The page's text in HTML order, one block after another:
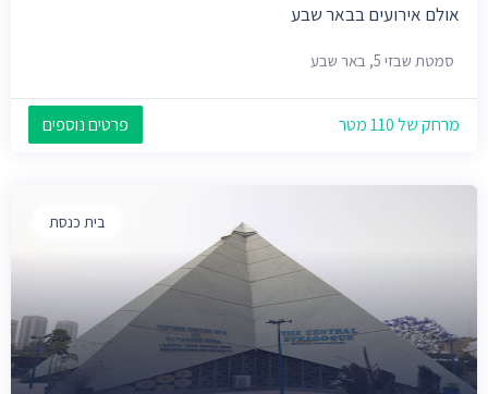
אולם אירועים בבאר שבע
סמטת שבזי 5, באר שבע
מרחק של 110 מטר פרטים נוספים
בית כנסת